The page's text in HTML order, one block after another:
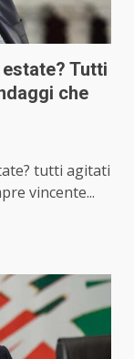
Tutti
che
tutti agitati
vincente...